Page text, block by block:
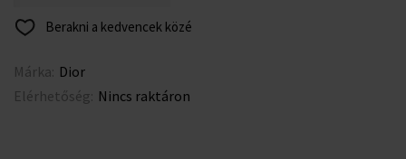
Berakni a kedvencek közé
Márka: Dior
Elérhetőség: Nincs raktáron